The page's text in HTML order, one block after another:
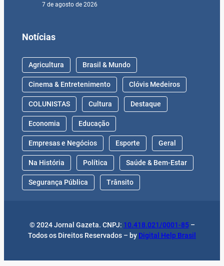
7 de agosto de 2026
Notícias
Agricultura Brasil & Mundo
Cinema & Entretenimento Clóvis Medeiros
COLUNISTAS Cultura Destaque
Economia Educação
Empresas e Negócios Esporte Geral
Na História Política Saúde & Bem-Estar
Segurança Pública Trânsito
© 2024 Jornal Gazeta. CNPJ: 10.418.021/0001-85–
Todos os Direitos Reservados – by Digital Help Brasil